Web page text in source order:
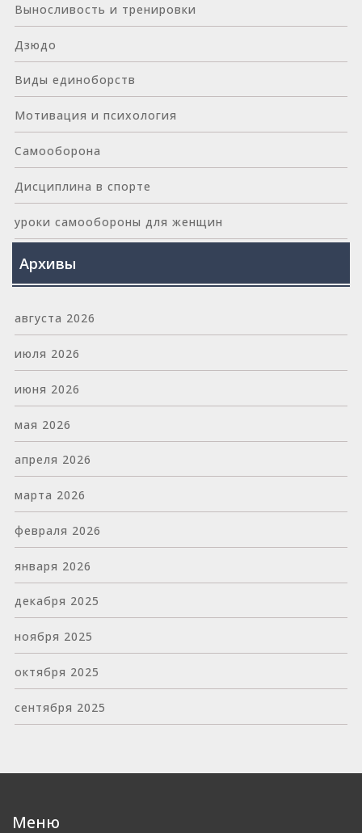
Выносливость и тренировки
Дзюдо
Виды единоборств
Мотивация и психология
Самооборона
Дисциплина в спорте
уроки самообороны для женщин
Архивы
августа 2026
июля 2026
июня 2026
мая 2026
апреля 2026
марта 2026
февраля 2026
января 2026
декабря 2025
ноября 2025
октября 2025
сентября 2025
Меню